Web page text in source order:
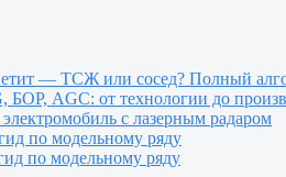
— ТСЖ или сосед? Полный
БОР, AGC: от технологии до
с лазерным радаром
по модельному ряду
по модельному ряду